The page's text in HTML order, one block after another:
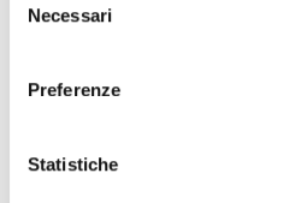
delNecessari
Preferenze
Statistiche
Colori del Gusto